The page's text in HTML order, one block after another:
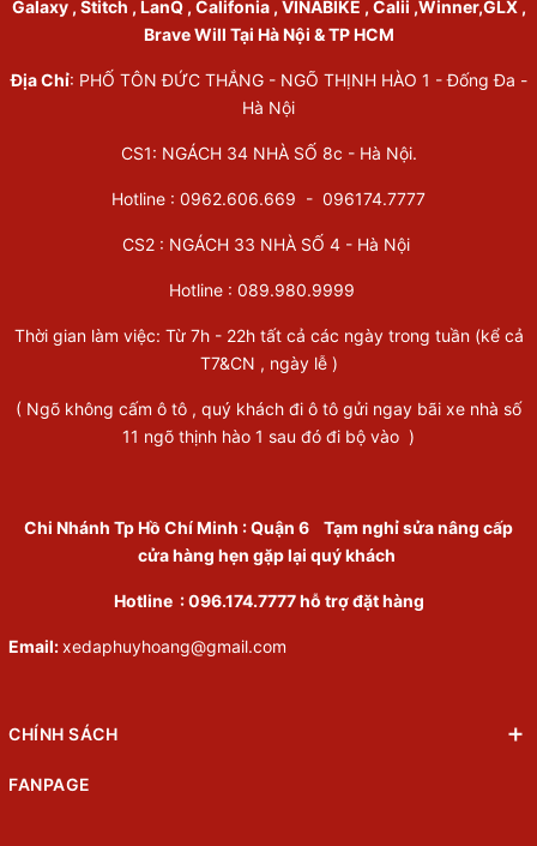
Galaxy , Stitch , LanQ , Califonia , VINABIKE , Calii ,Winner,GLX ,
Brave Will Tại Hà Nội & TP HCM
Địa Chỉ: PHỐ TÔN ĐỨC THẮNG - NGÕ THỊNH HÀO 1 - Đống Đa -
Hà Nội
CS1: NGÁCH 34 NHÀ SỐ 8c - Hà Nội.
Hotline : 0962.606.669 - 096174.7777
CS2 : NGÁCH 33 NHÀ SỐ 4 - Hà Nội
Hotline : 089.980.9999
Thời gian làm việc: Từ 7h - 22h tất cả các ngày trong tuần (kể cả
T7&CN , ngày lễ )
( Ngõ không cấm ô tô , quý khách đi ô tô gửi ngay bãi xe nhà số
11 ngõ thịnh hào 1 sau đó đi bộ vào )
Chi Nhánh Tp Hồ Chí Minh :Quận 6 Tạm nghỉ sửa nâng cấp
cửa hàng hẹn gặp lại quý khách
Hotline : 096.174.7777 hỗ trợ đặt hàng
Email:xedaphuyhoang@gmail.com
CHÍNH SÁCH
FANPAGE